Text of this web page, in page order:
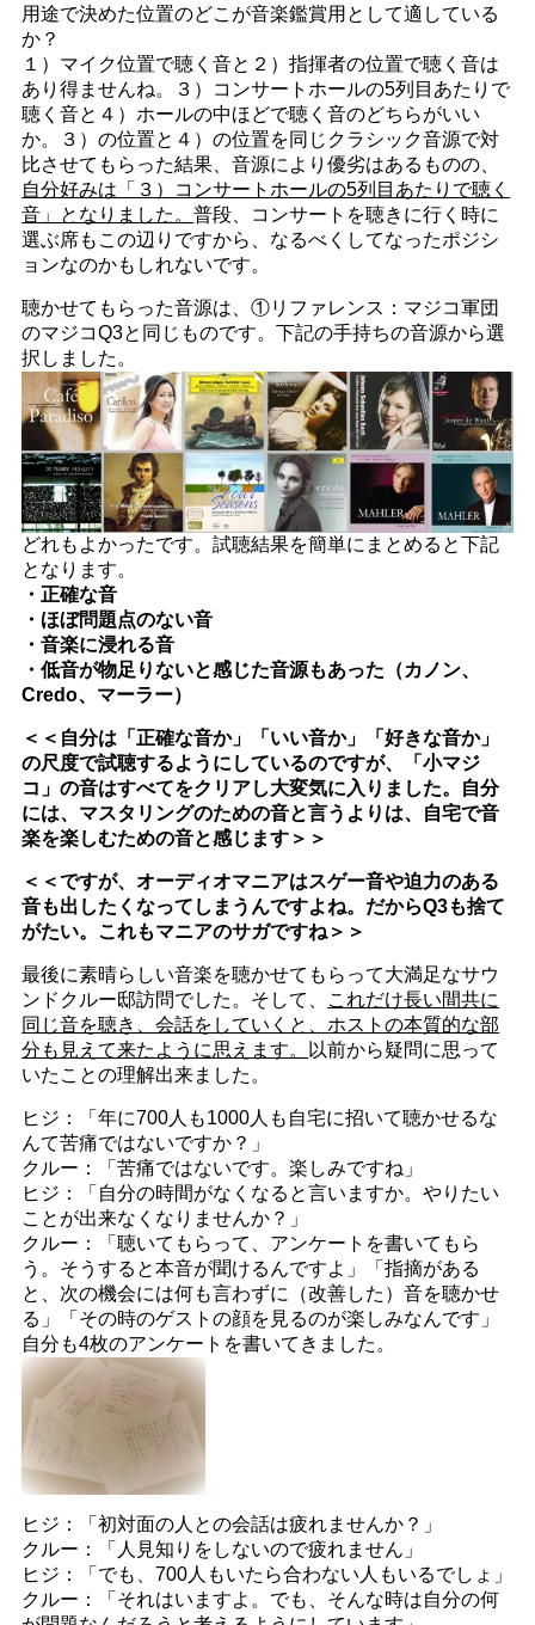
用途で決めた位置のどこが音楽鑑賞用として適している
か？
１）マイク位置で聴く音と２）指揮者の位置で聴く音は
あり得ませんね。３）コンサートホールの5列目あたりで
聴く音と４）ホールの中ほどで聴く音のどちらがいい
か。３）の位置と４）の位置を同じクラシック音源で対
比させてもらった結果、音源により優劣はあるものの、
自分好みは「３）コンサートホールの5列目あたりで聴く
音」となりました。普段、コンサートを聴きに行く時に
選ぶ席もこの辺りですから、なるべくしてなったポジシ
ョンなのかもしれないです。
聴かせてもらった音源は、①リファレンス：マジコ軍団
のマジコQ3と同じものです。下記の手持ちの音源から選
択しました。
どれもよかったです。試聴結果を簡単にまとめると下記
となります。
・正確な音
・ほぼ問題点のない音
・音楽に浸れる音
・低音が物足りないと感じた音源もあった（カノン、
Credo、マーラー）
＜＜自分は「正確な音か」「いい音か」「好きな音か」
の尺度で試聴するようにしているのですが、「小マジ
コ」の音はすべてをクリアし大変気に入りました。自分
には、マスタリングのための音と言うよりは、自宅で音
楽を楽しむための音と感じます＞＞
＜＜ですが、オーディオマニアはスゲー音や迫力のある
音も出したくなってしまうんですよね。だからQ3も捨て
がたい。これもマニアのサガですね＞＞
最後に素晴らしい音楽を聴かせてもらって大満足なサウ
ンドクルー邸訪問でした。そして、
これだけ長い間共に
同じ音を聴き、会話をしていくと、ホストの本質的な部
分も見えて来たように思えます。
以前から疑問に思って
いたことの理解出来ました。
ヒジ：「年に700人も1000人も自宅に招いて聴かせるな
んて苦痛ではないですか？」
クルー：「苦痛ではないです。楽しみですね」
ヒジ：「自分の時間がなくなると言いますか。やりたい
ことが出来なくなりませんか？」
クルー：「聴いてもらって、アンケートを書いてもら
う。そうすると本音が聞けるんですよ」「指摘がある
と、次の機会には何も言わずに（改善した）音を聴かせ
る」「その時のゲストの顔を見るのが楽しみなんです」
自分も4枚のアンケートを書いてきました。
ヒジ：「初対面の人との会話は疲れませんか？」
クルー：「人見知りをしないので疲れません」
ヒジ：「でも、700人もいたら合わない人もいるでしょ」
クルー：「それはいますよ。でも、そんな時は自分の何